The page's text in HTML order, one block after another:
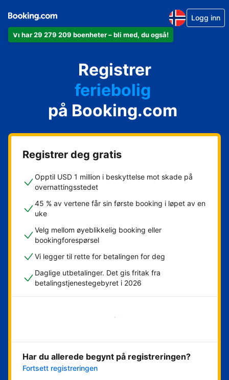
Vi har 29 279 209 boenheter – bli med, du også!
Logg inn
Registrer
leiligheten din
hotellet ditt
feriebolig
gjestgiveriet ditt
rorbua di
på Booking.com
Registrer deg gratis
Opptil USD 1 million i beskyttelse mot skade på
overnattingsstedet
45 % av vertene får sin første booking i løpet av en
uke
Velg mellom øyeblikkelig booking eller
bookingforespørsel
Vi legger til rette for betalingen for deg
Daglige utbetalinger. Det gis fritak fra
betalingstjenestegebyret i 2026
Kom i gang nå
Har du allerede begynt på registreringen?
Fortsett registreringen